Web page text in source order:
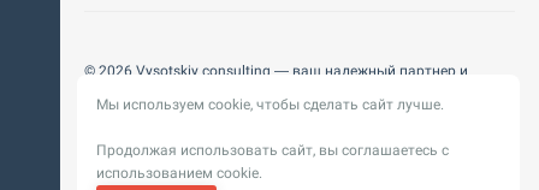
© 2026 Vysotskiy consulting — ваш надежный партнер и
Цифровизация, BIM, ИИ. Внедряем и оптимизируем
Пользовательское
соглашение
Политика обработки персональных
данных
Мы используем cookie, чтобы сделать сайт лучше.
Продолжая использовать сайт, вы соглашаетесь с
использованием cookie.